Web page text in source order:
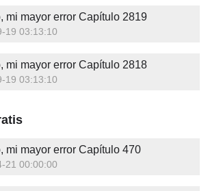
mi mayor errorCapítulo 2819
19 03:13:10
mi mayor errorCapítulo 2818
19 03:13:10
mi mayor errorCapítulo 470
21 00:00:00